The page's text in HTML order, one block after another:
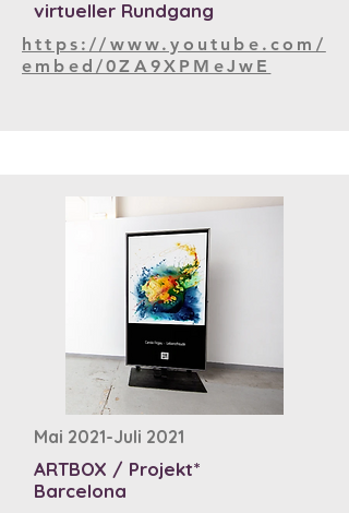
virtueller Rundgang
https://www.youtube.com/
embed/0ZA9XPMeJwE
Mai 2021-Juli 2021
ARTBOX / Projekt*
Barcelona